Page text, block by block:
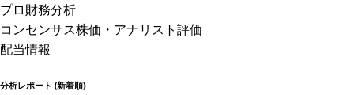
プロ 財務分析
コンセンサス株価 ・アナリスト評価
配当情報
分析レポート (新着順)